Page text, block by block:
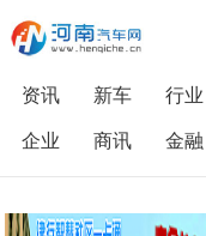
资讯 新车 行业
企业
商讯 金融